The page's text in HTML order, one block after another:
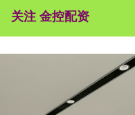
关注 金控配资